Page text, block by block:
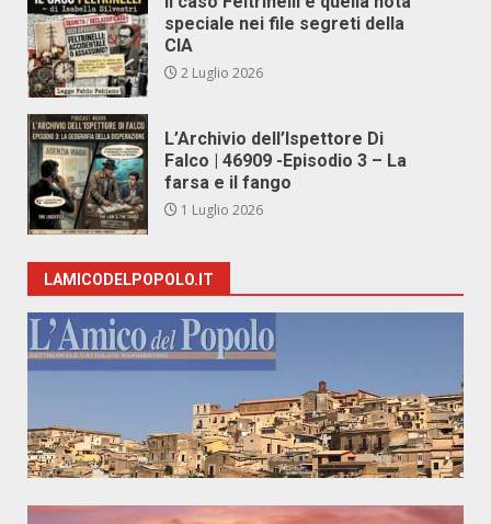
speciale nei file segreti della
CIA
2 Luglio 2026
L’Archivio dell’Ispettore Di
Falco | 46909 -Episodio 3 – La
farsa e il fango
1 Luglio 2026
LAMICODELPOPOLO.IT